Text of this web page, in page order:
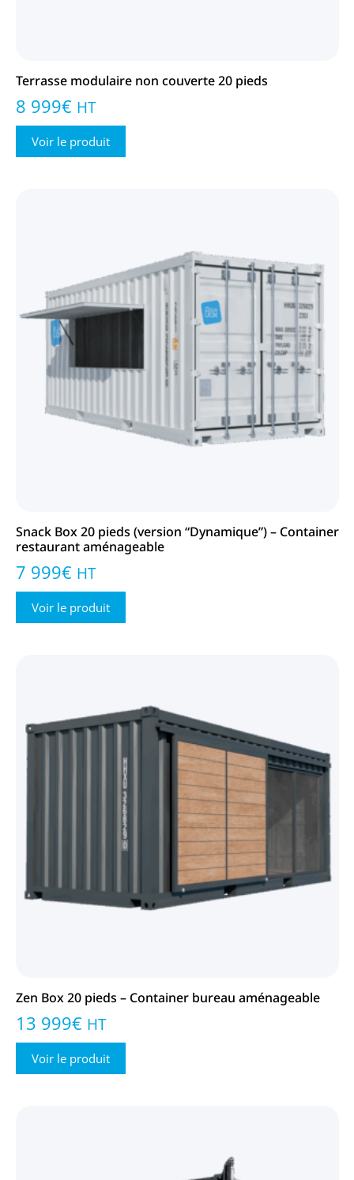
Terrasse modulaire non couverte 20 pieds
8 999€ HT
Voir le produit
Snack Box 20 pieds (version “Dynamique”) – Container
restaurant aménageable
7 999€ HT
Voir le produit
Zen Box 20 pieds – Container bureau aménageable
13 999€ HT
Voir le produit